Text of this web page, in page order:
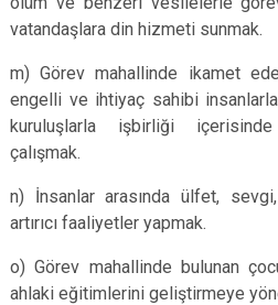
vatandaşlara din hizmeti sunmak.
m) Görev mahallinde ikamet
engelli ve ihtiyaç sahibi
kuruluşlarla işbirliği içerisinde
çalışmak.
n) İnsanlar arasında ülfet,
artırıcı faaliyetler yapmak.
o) Görev mahallinde bulunan
ahlaki eğitimlerini geliştirmeye